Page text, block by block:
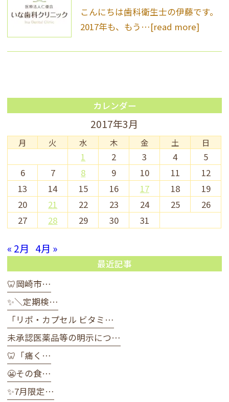
こんにちは歯科衛生士の伊藤です。
2017年も、もう…[read more]
カレンダー
2017年3月
月 火 水 木 金 土 日
1 2 3 4
5
6
7 8 9 10 11
12
13
14 15 16 17 18
19
20
21 22 23 24 25
26
27
28 29 30 31
« 2月 4月 »
最近記事
🦷岡崎市…
✨＼定期検…
「リポ・カプセル ビタミ…
未承認医薬品等の明示につ…
🦷「痛く…
😬その食…
✨7月限定…